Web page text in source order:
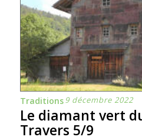
Traditions9 décembre 2022
Le diamant vert
Travers 5/9